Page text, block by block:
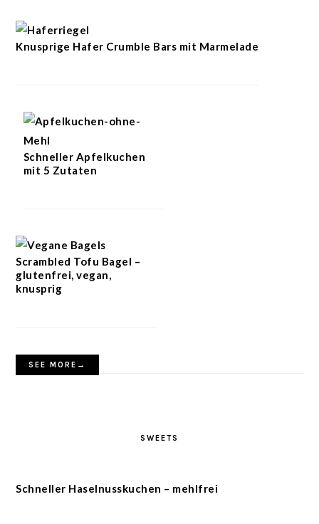
Knusprige Hafer Crumble Bars mit Marmelade
Schneller Apfelkuchen
mit 5 Zutaten
Scrambled Tofu Bagel –
glutenfrei, vegan,
knusprig
SEE MORE→
SWEETS
Schneller Haselnusskuchen – mehlfrei